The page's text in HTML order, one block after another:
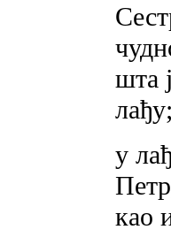
шта
лађу;
у
као